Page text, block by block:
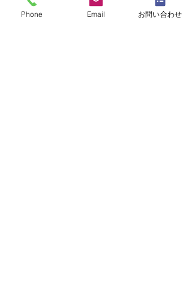
NFD講師資格取得コース
Phone Email お問い合わせ